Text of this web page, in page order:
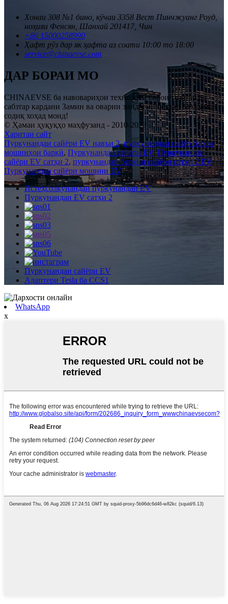
Хонаи 308 №1 бино, кӯчаи 3358 Вест Пинчжуанг Роуд,
ноҳияи Фенсян, Шанхай 201417, Чин
+86 15000258990
Ҳафт рӯз дар як ҳафта аз соати 10:00 то 18:00
service@chinaevse.com
ДАР БОРАИ МО
CHINAEVSE ба навовариҳои технологӣ барои тозатар ва
сабзтар кардани Замин ва оварии зиндагии беҳтар ба одамон
содиқ хоҳад монд!
© Ҳамаи ҳуқуқҳо маҳфузанд - 2010-2023
Харитаи сайт
Пуркунандаи сайёри EV навъи 2,пуркунандаи сайёр барои
мошинҳои барқӣ, Пуркунандаи сайёри EV,Пуркунандаи
сайёри EV сатҳи 2, пуркунандаи барқии сайёри сатҳи 2 EV,
Пуркунандаи сайёри мошини EV,
Истеҳсолкунандаи пуркунандаи EV
Пуркунандаи EV сатҳи 2
Пуркунандаи сайёри EV
Адаптери Tesla ба CCS1
WhatsApp
x